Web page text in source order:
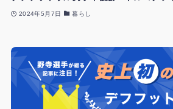
2024年5月7日 暮らし